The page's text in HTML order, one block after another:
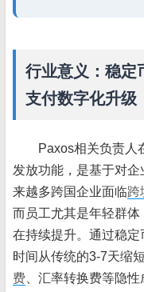
行业意义：稳定
支付数字化升级
Paxos相关负责人
发放功能，是基于对
来越多跨国企业面临跨
而员工尤其是年轻群
在持续提升。通过稳
时间从传统的3-7天缩
费 、汇率转换费等隐